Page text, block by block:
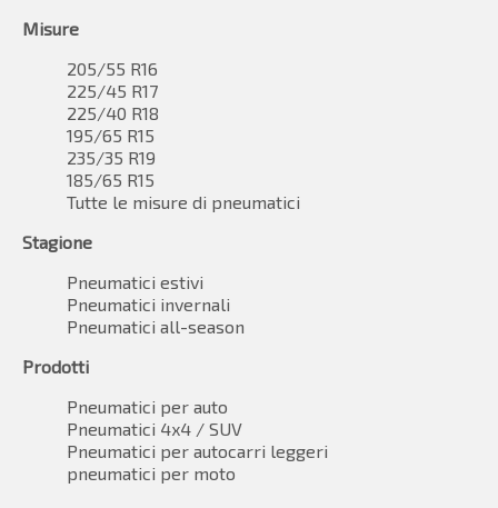
Misure
205/55 R16
225/45 R17
225/40 R18
195/65 R15
235/35 R19
185/65 R15
Tutte le misure di pneumatici
Stagione
Pneumatici estivi
Pneumatici invernali
Pneumatici all-season
Prodotti
Pneumatici per auto
Pneumatici 4x4 / SUV
Pneumatici per autocarri leggeri
pneumatici per moto